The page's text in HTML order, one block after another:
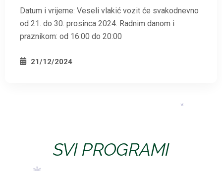
Datum i vrijeme: Veseli vlakić vozit će svakodnevno
od 21. do 30. prosinca 2024. Radnim danom i
praznikom: od 16:00 do 20:00
21/12/2024
SVI PROGRAMI